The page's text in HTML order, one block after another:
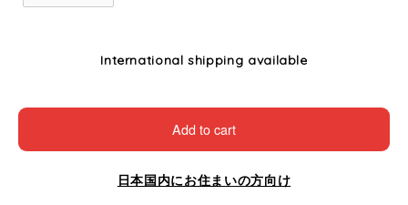
International shipping available
Add to cart
日本国内にお住まいの方向け